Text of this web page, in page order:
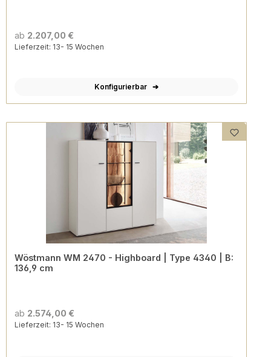
ab 2.207,00 €
Lieferzeit: 13- 15 Wochen
Konfigurierbar
Wöstmann WM 2470 - Highboard | Type 4340 | B:
136,9 cm
ab 2.574,00 €
Lieferzeit: 13- 15 Wochen